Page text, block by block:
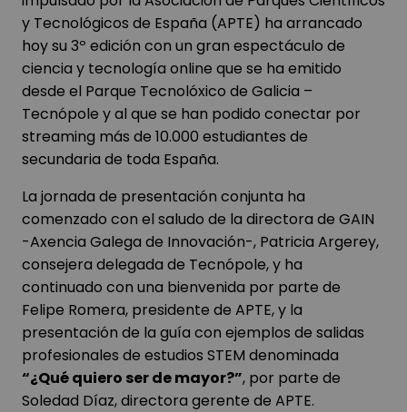
y Tecnológicos de España (APTE) ha arrancado
hoy su 3º edición con un gran espectáculo de
ciencia y tecnología online que se ha emitido
desde el Parque Tecnolóxico de Galicia –
Tecnópole y al que se han podido conectar por
streaming más de 10.000 estudiantes de
secundaria de toda España.
La jornada de presentación conjunta ha
comenzado con el saludo de la directora de GAIN
-Axencia Galega de Innovación-, Patricia Argerey,
consejera delegada de Tecnópole, y ha
continuado con una bienvenida por parte de
Felipe Romera, presidente de APTE, y la
presentación de la guía con ejemplos de salidas
profesionales de estudios STEM denominada
“¿Qué quiero ser de mayor?”, por parte de
Soledad Díaz, directora gerente de APTE.